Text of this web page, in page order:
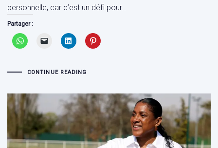
personnelle, car c’est un défi pour…
Partager :
CONTINUE READING